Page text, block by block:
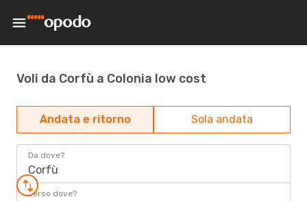
Voli da Corfù a Colonia low cost
Andata e ritorno Sola andata
Da dove?
Corfù
Verso dove?